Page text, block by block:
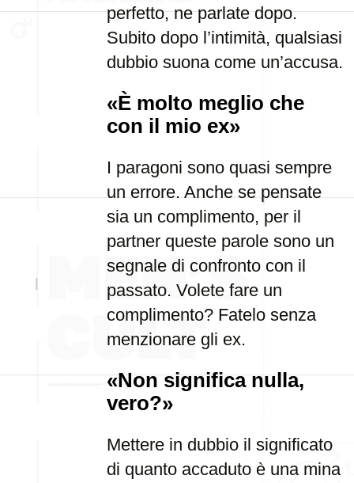
perfetto, ne parlate dopo.
Subito dopo l’intimità, qualsiasi
dubbio suona come un’accusa.
«È molto meglio che
con il mio ex»
I paragoni sono quasi sempre
un errore. Anche se pensate
sia un complimento, per il
partner queste parole sono un
segnale di confronto con il
passato. Volete fare un
complimento? Fatelo senza
menzionare gli ex.
«Non significa nulla,
vero?»
Mettere in dubbio il significato
di quanto accaduto è una mina